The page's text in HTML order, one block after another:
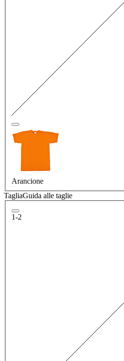
Arancione
TagliaGuida alle taglie
1-2